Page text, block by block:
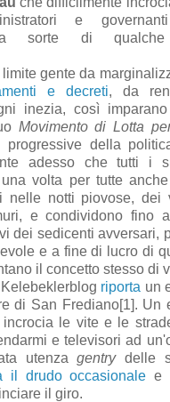
e governanti
sorte di
gente da
e decreti, da
inezia, così
Movimento di Lotta
progressive della
adesso che tutti i
una volta per tutte
nelle notti piovose, dei
e condividono fino
dei sedicenti avversari,
e a fine di lucro di
il concetto stesso di
riporta un
di San Frediano[1]. Un
incrocia le vite e le
e televisori ad
utenzagentrydelle
il drudo occasionale e
il giro.